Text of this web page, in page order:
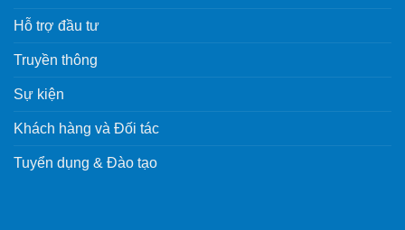
Hỗ trợ đầu tư
Truyền thông
Sự kiện
Khách hàng và Đối tác
Tuyển dụng & Đào tạo